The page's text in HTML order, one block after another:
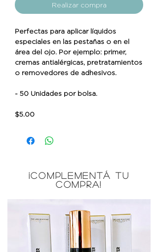
Realizar compra
Perfectas para aplicar líquidos
especiales en las pestañas o en el
área del ojo. Por ejemplo: primer,
cremas antialérgicas, pretratamientos
o removedores de adhesivos.
- 50 Unidades por bolsa.
$5.00
¡COMPLEMENTÁ TU
COMPRA!